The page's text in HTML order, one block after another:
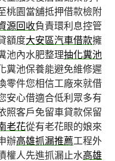
桃園當舖抵押借款檢附
源回收負責環利息控管
額度大安區汽車借款擁
池內水肥整理抽化糞池
糞池保養能避免維修遲
零件您相信工廠來就借
安心借適合低利眾多有
照客戶免留車貸款保留
老花從有老花眼的娘來
辦高雄抓漏推薦工程外
權人先進抓漏止水高雄